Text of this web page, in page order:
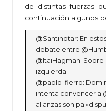
de distintas fuerzas
continuación algunos
@Santinotar: En
debate entre
@ItaiHagman.
izquierda
intenta convencer a
alianzas son pa